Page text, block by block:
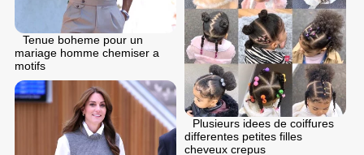
Tenue boheme pour un
mariage homme chemiser a
motifs
Plusieurs idees de coiffures
differentes petites filles
cheveux crepus